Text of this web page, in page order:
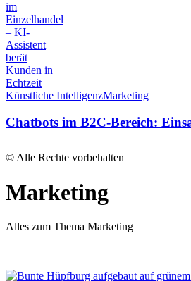
Künstliche IntelligenzMarketing
Chatbots im B2C-Bereich:
© Alle Rechte vorbehalten
Marketing
Alles zum Thema Marketing